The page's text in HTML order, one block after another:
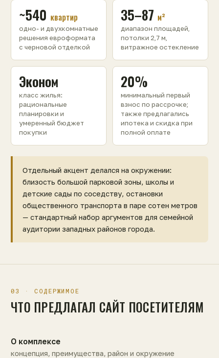
~540 квартир
одно- и двухкомнатные
решения евроформата
с черновой отделкой
35–87 м²
диапазон площадей,
потолки 2,7 м,
витражное остекление
Эконом
класс жилья:
рациональные
планировки и
умеренный бюджет
покупки
20%
минимальный первый
взнос по рассрочке;
также предлагались
ипотека и скидка при
полной оплате
Отдельный акцент делался на окружении:
близость большой парковой зоны, школы и
детские сады по соседству, остановки
общественного транспорта в паре сотен метров
— стандартный набор аргументов для семейной
аудитории западных районов города.
03 · СОДЕРЖИМОЕ
ЧТО ПРЕДЛАГАЛ САЙТ ПОСЕТИТЕЛЯМ
О комплексе
концепция, преимущества, район и окружение